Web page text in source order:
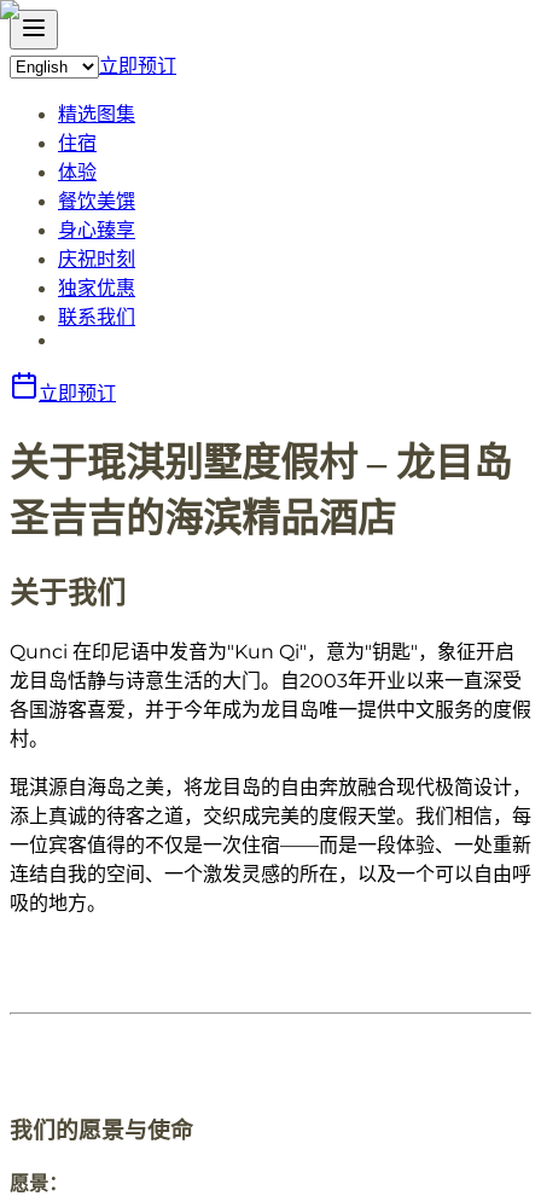
立即预订
精选图集
住宿
体验
餐饮美馔
身心臻享
庆祝时刻
独家优惠
联系我们
立即预订
关于琨淇别墅度假村 – 龙目岛
圣吉吉的海滨精品酒店
关于我们
Qunci 在印尼语中发音为"Kun Qi"，意为"钥匙"，象征开启
龙目岛恬静与诗意生活的大门。自2003年开业以来一直深受
各国游客喜爱，并于今年成为龙目岛唯一提供中文服务的度假
村。
琨淇源自海岛之美，将龙目岛的自由奔放融合现代极简设计，
添上真诚的待客之道，交织成完美的度假天堂。我们相信，每
一位宾客值得的不仅是一次住宿——而是一段体验、一处重新
连结自我的空间、一个激发灵感的所在，以及一个可以自由呼
吸的地方。
我们的愿景与使命
愿景：